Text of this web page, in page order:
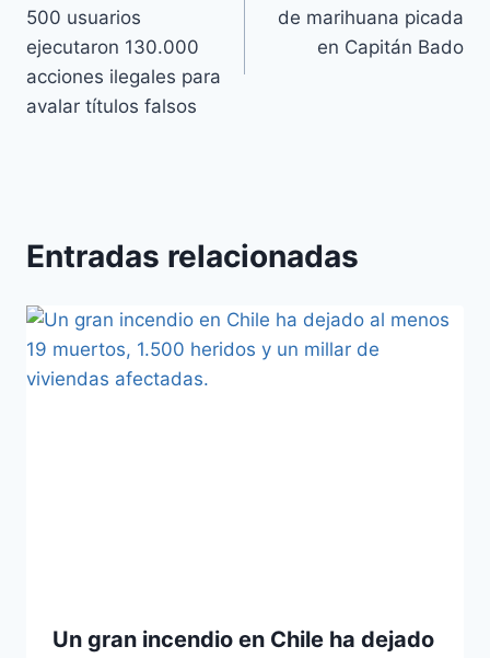
500 usuarios
ejecutaron 130.000
acciones ilegales para
avalar títulos falsos
de marihuana picada
en Capitán Bado
Entradas relacionadas
Un gran incendio en Chile ha dejado